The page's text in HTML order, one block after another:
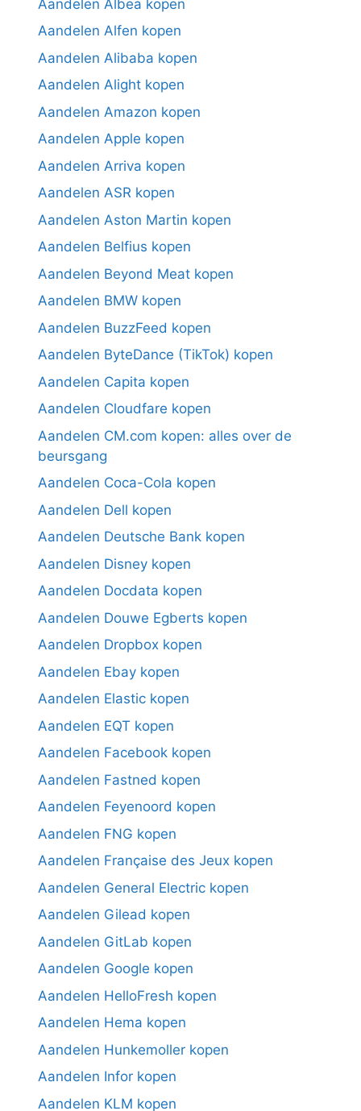
Aandelen Albea kopen
Aandelen Alfen kopen
Aandelen Alibaba kopen
Aandelen Alight kopen
Aandelen Amazon kopen
Aandelen Apple kopen
Aandelen Arriva kopen
Aandelen ASR kopen
Aandelen Aston Martin kopen
Aandelen Belfius kopen
Aandelen Beyond Meat kopen
Aandelen BMW kopen
Aandelen BuzzFeed kopen
Aandelen ByteDance (TikTok) kopen
Aandelen Capita kopen
Aandelen Cloudfare kopen
Aandelen CM.com kopen: alles over de
beursgang
Aandelen Coca-Cola kopen
Aandelen Dell kopen
Aandelen Deutsche Bank kopen
Aandelen Disney kopen
Aandelen Docdata kopen
Aandelen Douwe Egberts kopen
Aandelen Dropbox kopen
Aandelen Ebay kopen
Aandelen Elastic kopen
Aandelen EQT kopen
Aandelen Facebook kopen
Aandelen Fastned kopen
Aandelen Feyenoord kopen
Aandelen FNG kopen
Aandelen Française des Jeux kopen
Aandelen General Electric kopen
Aandelen Gilead kopen
Aandelen GitLab kopen
Aandelen Google kopen
Aandelen HelloFresh kopen
Aandelen Hema kopen
Aandelen Hunkemoller kopen
Aandelen Infor kopen
Aandelen KLM kopen